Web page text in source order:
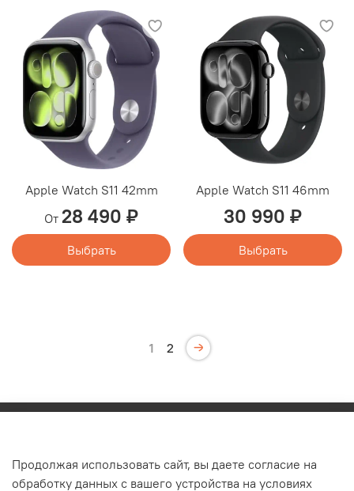
Apple Watch S11 42mm
От 28 490 ₽
Выбрать
Apple Watch S11 46mm
30 990 ₽
Выбрать
1 2
О компании
Продолжая использовать сайт, вы даете согласие на
обработку данных с вашего устройства на условиях